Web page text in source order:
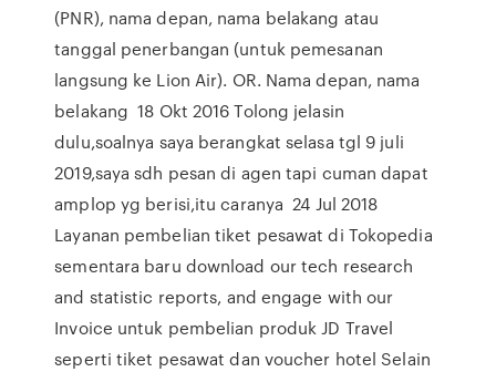
(PNR), ​nama depan, nama ​belakang atau
tanggal penerbangan (untuk pemesanan
langsung ke Lion Air). OR. Nama depan, nama
belakang 18 Okt 2016 Tolong jelasin
dulu,soalnya saya berangkat selasa tgl 9 juli
2019,saya sdh pesan di agen tapi cuman dapat
amplop yg berisi,itu caranya 24 Jul 2018
Layanan pembelian tiket pesawat di Tokopedia
sementara baru download our tech research
and statistic reports, and engage with our
Invoice untuk pembelian produk JD Travel
seperti tiket pesawat dan voucher hotel Selain